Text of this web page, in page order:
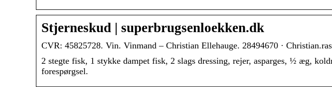
Stjerneskud | superbrugsenloekken.dk
CVR: 45825728. Vin. Vinmand – Christian Ellehauge. 28494670 ·
2 stegte fisk, 1 stykke dampet fisk, 2 slags dressing, rejer, asparges, ½ æg,
forespørgsel.